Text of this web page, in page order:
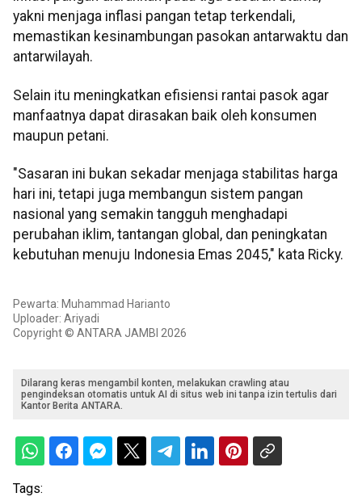
yakni menjaga inflasi pangan tetap terkendali,
memastikan kesinambungan pasokan antarwaktu dan
antarwilayah.
Selain itu meningkatkan efisiensi rantai pasok agar
manfaatnya dapat dirasakan baik oleh konsumen
maupun petani.
"Sasaran ini bukan sekadar menjaga stabilitas harga
hari ini, tetapi juga membangun sistem pangan
nasional yang semakin tangguh menghadapi
perubahan iklim, tantangan global, dan peningkatan
kebutuhan menuju Indonesia Emas 2045," kata Ricky.
Pewarta: Muhammad Harianto
Uploader: Ariyadi
Copyright © ANTARA JAMBI 2026
Dilarang keras mengambil konten, melakukan crawling atau
pengindeksan otomatis untuk AI di situs web ini tanpa izin tertulis dari
Kantor Berita ANTARA.
Tags: